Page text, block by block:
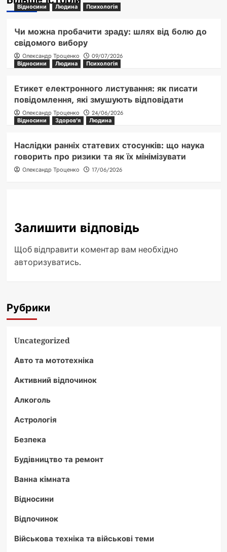
Відносини Людина Психологія
Чи можна пробачити зраду: шлях від болю до
свідомого вибору
Олександр Троценко
09/07/2026
Відносини
Людина Психологія
Етикет електронного листування: як писати
повідомлення, які змушують відповідати
Олександр Троценко
24/06/2026
Відносини
Здоров'я Людина
Наслідки ранніх статевих стосунків: що наука
говорить про ризики та як їх мінімізувати
Олександр Троценко 17/06/2026
Залишити відповідь
Щоб відправити коментар вам необхідно
авторизуватись.
Рубрики
Uncategorized
Авто та мототехніка
Активний відпочинок
Алкоголь
Астрологія
Безпека
Будівництво та ремонт
Ванна кімната
Відносини
Відпочинок
Військова техніка та військові теми